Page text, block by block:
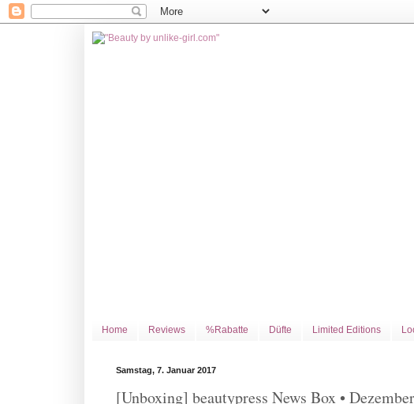
Home Reviews %Rabatte Düfte Limited Editions
Samstag, 7. Januar 2017
[Unboxing] beautypress News Box •